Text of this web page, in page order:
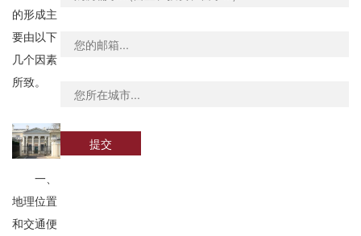
的形成主
要由以下
几个因素
所致。
一、
地理位置
和交通便
提交